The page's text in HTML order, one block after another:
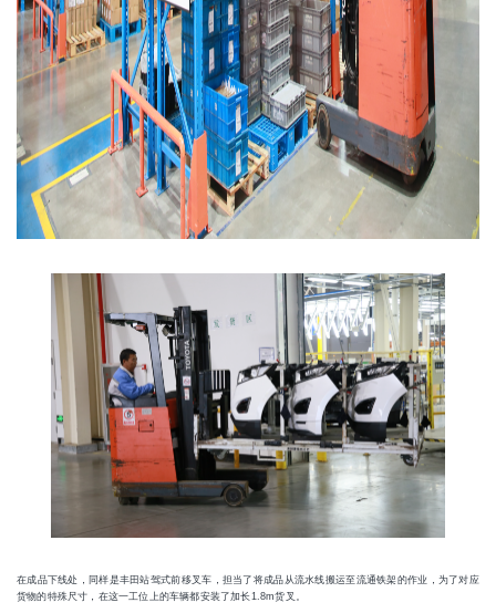
在成品下线处，同样是丰田站驾式前移叉车，担当了将成品从流水线搬运至流通铁架的作业，为了对应
货物的特殊尺寸，在这一工位上的车辆都安装了加长1.8m货叉。